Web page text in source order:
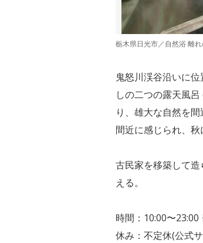
栃木県日光市／自然浴 離
鬼怒川渓谷沿いに
しの二つの露天風
り、雄大な自然を
間近に感じられ、秋
古民家を移築して
える。
時間：10:00〜
休み：不定休(公式